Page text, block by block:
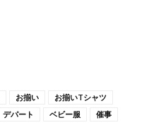
お揃い
お揃いTシャツ
デパート ベビー服
催事